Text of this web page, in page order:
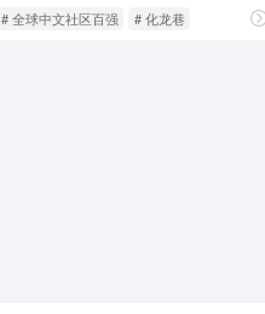
# 全球中文社区百强 # 化龙巷